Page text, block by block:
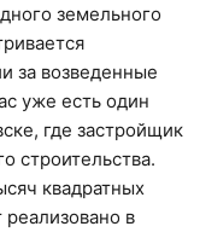
земельного
за возведенные
уже есть один
где застройщик
строительства.
квадратных
в